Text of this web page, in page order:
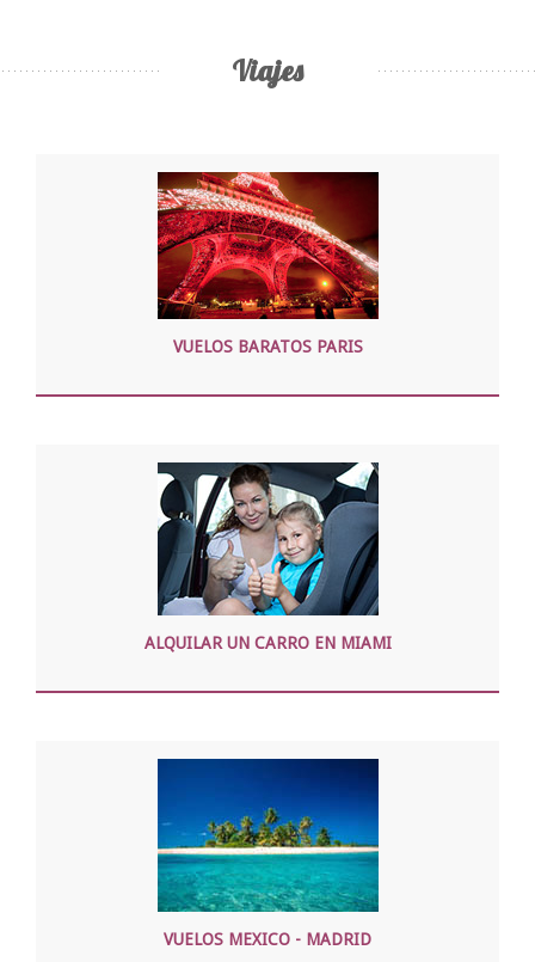
Viajes
VUELOS BARATOS PARIS
ALQUILAR UN CARRO EN MIAMI
VUELOS MEXICO - MADRID